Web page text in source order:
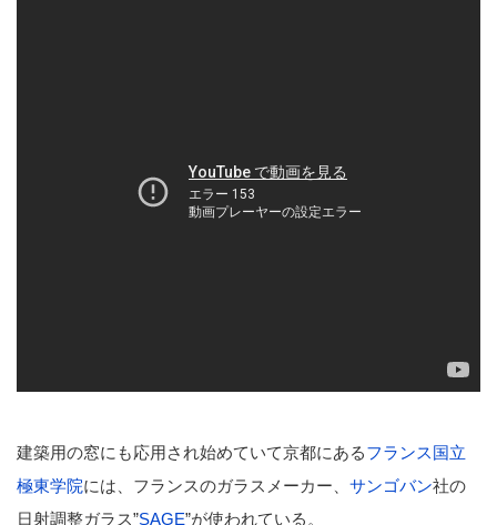
建築用の窓にも応用され始めていて京都にあるフランス国立
極東学院には、フランスのガラスメーカー、 サンゴバン社の
日射調整ガラス”SAGE”が使われている。